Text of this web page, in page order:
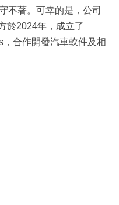
不著。可幸的是，公司
於2024年，成立了
合作開發汽車軟件及相